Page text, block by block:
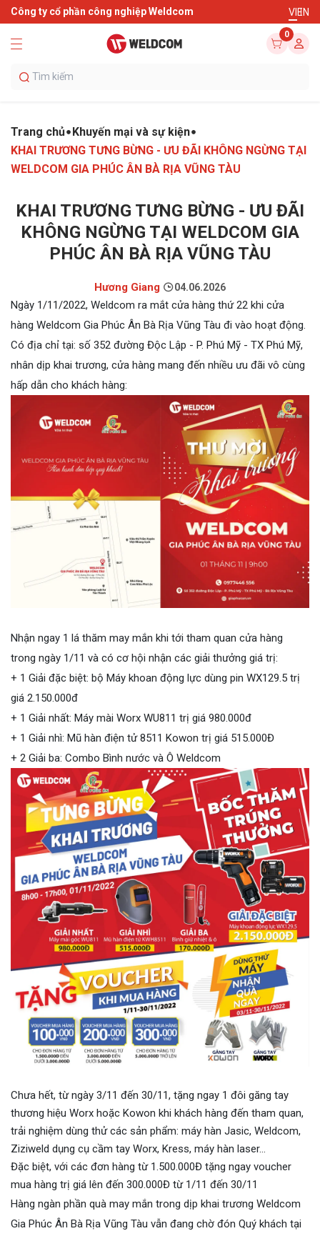
Công ty cổ phần công nghiệp Weldcom VIEN
0
Trang chủ Khuyến mại và sự kiện
KHAI TRƯƠNG TƯNG BỪNG - ƯU ĐÃI KHÔNG NGỪNG TẠI
WELDCOM GIA PHÚC ÂN BÀ RỊA VŨNG TÀU
KHAI TRƯƠNG TƯNG BỪNG - ƯU ĐÃI
KHÔNG NGỪNG TẠI WELDCOM GIA
PHÚC ÂN BÀ RỊA VŨNG TÀU
Hương Giang 04.06.2026
Ngày 1/11/2022, Weldcom ra mắt cửa hàng thứ 22 khi cửa
hàng Weldcom Gia Phúc Ân Bà Rịa Vũng Tàu đi vào hoạt động.
Có địa chỉ tại: số 352 đường Độc Lập - P. Phú Mỹ - TX Phú Mỹ,
nhân dịp khai trương, cửa hàng mang đến nhiều ưu đãi vô cùng
hấp dẫn cho khách hàng:
Nhận ngay 1 lá thăm may mắn khi tới tham quan cửa hàng
trong ngày 1/11 và có cơ hội nhận các giải thưởng giá trị:
+ 1 Giải đặc biệt: bộ Máy khoan động lực dùng pin WX129.5 trị
giá 2.150.000đ
+ 1 Giải nhất: Máy mài Worx WU811 trị giá 980.000đ
+ 1 Giải nhì: Mũ hàn điện tử 8511 Kowon trị giá 515.000Đ
+ 2 Giải ba: Combo Bình nước và Ô Weldcom
Chưa hết, từ ngày 3/11 đến 30/11, tặng ngay 1 đôi găng tay
thương hiệu Worx hoặc Kowon khi khách hàng đến tham quan,
trải nghiệm dùng thử các sản phẩm: máy hàn Jasic, Weldcom,
Ziziweld dụng cụ cầm tay Worx, Kress, máy hàn laser…
Đặc biệt, với các đơn hàng từ 1.500.000Đ tặng ngay voucher
mua hàng trị giá lên đến 300.000Đ từ 1/11 đến 30/11
Hàng ngàn phần quà may mắn trong dịp khai trương Weldcom
Gia Phúc Ân Bà Rịa Vũng Tàu vẫn đang chờ đón Quý khách tại